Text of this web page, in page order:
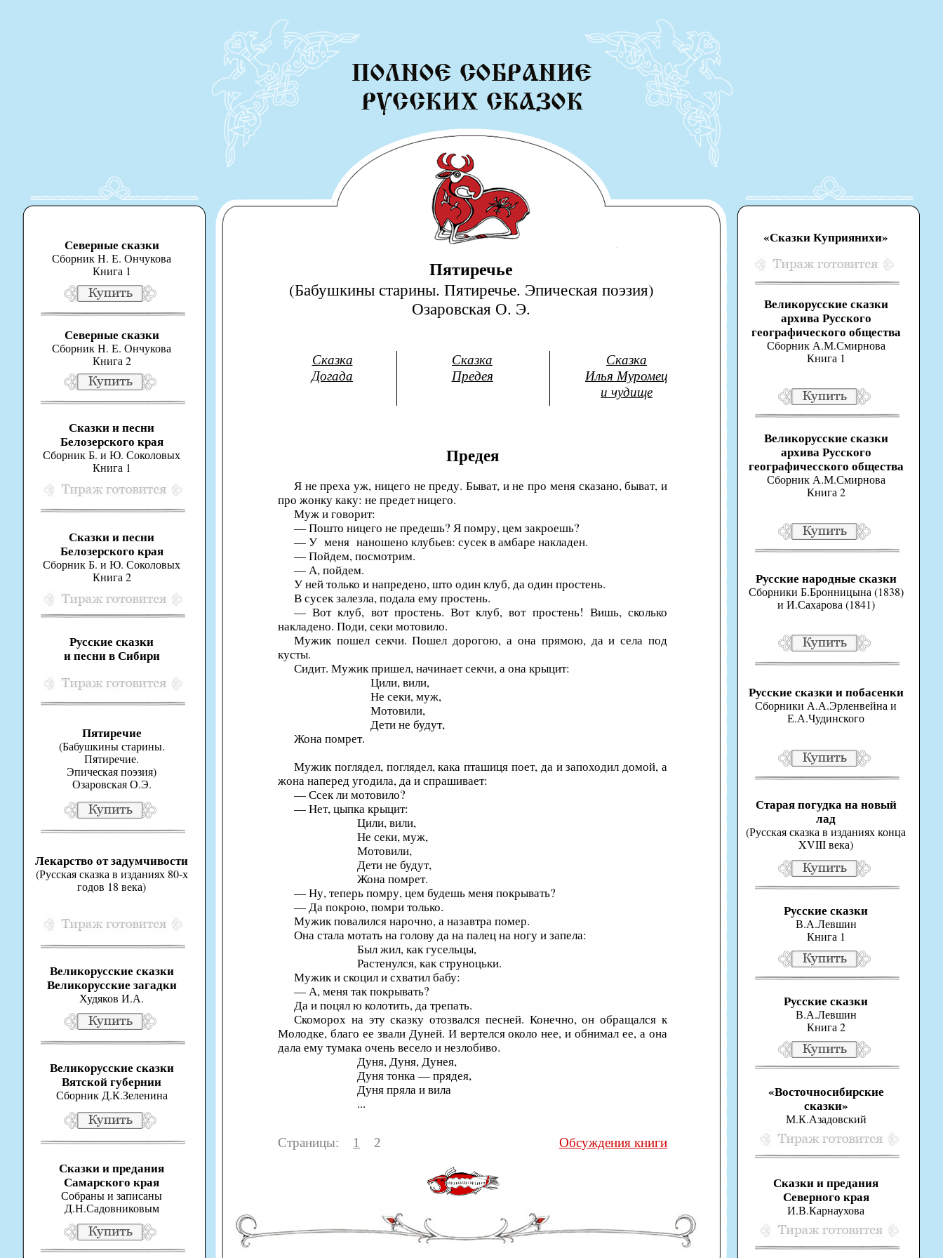
Северные сказки
Сборник Н. Е. Ончукова
Книга 1
Северные сказки
Сборник Н. Е. Ончукова
Книга 2
Сказки и песни
Белозерского края
Сборник Б. и Ю. Соколовых
Книга 1
Сказки и песни
Белозерского края
Сборник Б. и Ю. Соколовых
Книга 2
Русские сказки
и песни в Сибири
Пятиречие
(Бабушкины старины.
Пятиречие.
Эпическая поэзия)
Озаровская О.Э.
Лекарство от задумчивости
(Русская сказка в изданиях 80-х
годов 18 века)
Великорусские сказки
Великорусские загадки
Худяков И.А.
Великорусские сказки
Вятской губернии
Сборник Д.К.Зеленина
Сказки и предания
Самарского края
Собраны и записаны
Д.Н.Садовниковым
Пятиречье
(Бабушкины старины. Пятиречье. Эпическая поэзия)
Озаровская О. Э.
Сказка
Догада
Сказка
Предея
Сказка
Илья Муромец
и чудище
Предея
Я не преха уж, ницего не преду. Быват, и не про меня сказано, быват, и
про жонку каку: не предет ницего.
Муж и говорит:
— Пошто ницего не предешь? Я помру, цем закроешь?
— У меня наношено клубьев: сусек в амбаре накладен.
— Пойдем, посмотрим.
— А, пойдем.
У ней только и напредено, што один клуб, да один простень.
В сусек залезла, подала ему простень.
— Вот клуб, вот простень. Вот клуб, вот простень! Вишь, сколько
накладено. Поди, секи мотовило.
Мужик пошел секчи. Пошел дорогою, а она прямою, да и села под
кусты.
Сидит. Мужик пришел, начинает секчи, а она крыцит:
Цили, вили,
Не секи, муж,
Мотовили,
Дети не будут,
Жона помрет.
Мужик поглядел, поглядел, кака пташиця поет, да и запоходил домой, а
жона наперед угодила, да и спрашивает:
— Ссек ли мотовило?
— Нет, цыпка крыцит:
Цили, вили,
Не секи, муж,
Мотовили,
Дети не будут,
Жона помрет.
— Ну, теперь помру, цем будешь меня покрывать?
— Да покрою, помри только.
Мужик повалился нарочно, а назавтра помер.
Она стала мотать на голову да на палец на ногу и запела:
Был жил, как гусельцы,
Растенулся, как струноцьки.
Мужик и скоцил и схватил бабу:
— А, меня так покрывать?
Да и поцял ю колотить, да трепать.
Скоморох на эту сказку отозвался песней. Конечно, он обращался к
Молодке, благо ее звали Дуней. И вертелся около нее, и обнимал ее, а она
дала ему тумака очень весело и незлобиво.
Дуня, Дуня, Дунея,
Дуня тонка — прядея,
Дуня пряла и вила
...
Страницы: 1 2 Обсуждения книги
«Сказки Куприянихи»
Великорусские сказки
архива Русского
географического общества
Сборник А.М.Смирнова
Книга 1
Великорусские сказки
архива Русского
географичесского общества
Сборник А.М.Смирнова
Книга 2
Русские народные сказки
Сборники Б.Бронницына (1838)
и И.Сахарова (1841)
Русские сказки и побасенки
Сборники А.А.Эрленвейна и
Е.А.Чудинского
Старая погудка на новый
лад
(Русская сказка в изданиях конца
XVIII века)
Русские сказки
В.А.Левшин
Книга 1
Русские сказки
В.А.Левшин
Книга 2
«Восточносибирские
сказки»
М.К.Азадовский
Сказки и предания
Северного края
И.В.Карнаухова